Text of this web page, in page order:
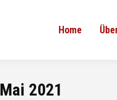
Home
Mai 2021